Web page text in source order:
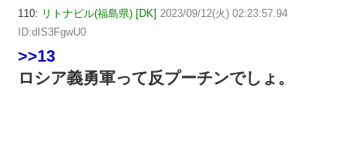
110: リトナビル(福島県) [DK] 2023/09/12(火) 02:23:57.94
ID:dIS3FgwU0
>>13
ロシア義勇軍って反プーチンでしょ。